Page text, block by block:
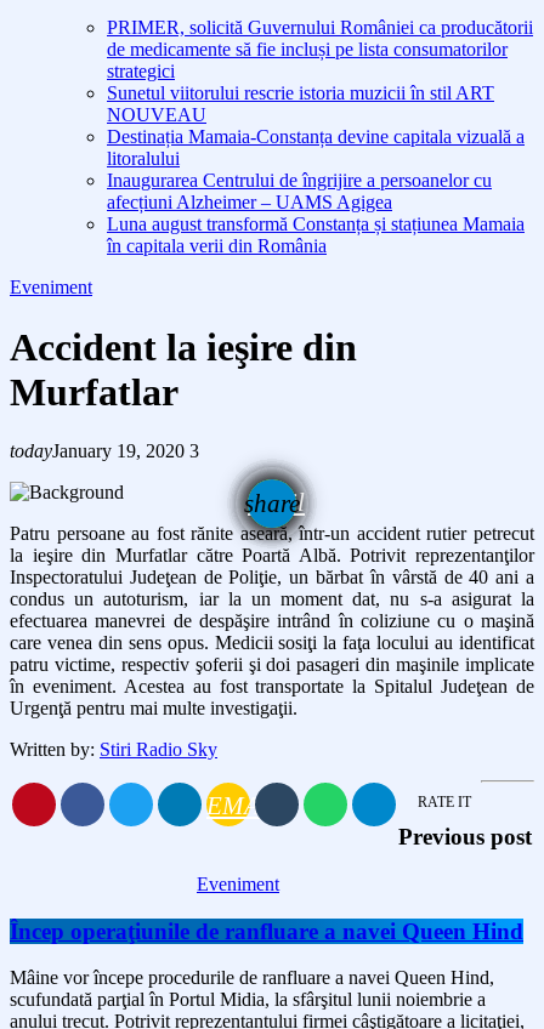
PRIMER, solicită Guvernului României ca producătorii
de medicamente să fie incluși pe lista consumatorilor
strategici
Sunetul viitorului rescrie istoria muzicii în stil ART
NOUVEAU
Destinația Mamaia-Constanța devine capitala vizuală a
litoralului
Inaugurarea Centrului de îngrijire a persoanelor cu
afecțiuni Alzheimer – UAMS Agigea
Luna august transformă Constanța și stațiunea Mamaia
în capitala verii din România
Eveniment
Accident la ieşire din
Murfatlar
todayJanuary 19, 2020 3
share
email
Patru persoane au fost rănite aseară, într-un accident rutier petrecut
la ieşire din Murfatlar către Poartă Albă. Potrivit reprezentanţilor
Inspectoratului Judeţean de Poliţie, un bărbat în vârstă de 40 ani a
condus un autoturism, iar la un moment dat, nu s-a asigurat la
efectuarea manevrei de despăşire intrând în coliziune cu o maşină
care venea din sens opus. Medicii sosiţi la faţa locului au identificat
patru victime, respectiv şoferii şi doi pasageri din maşinile implicate
în eveniment. Acestea au fost transportate la Spitalul Judeţean de
Urgenţă pentru mai multe investigaţii.
Written by: Stiri Radio Sky
EMAIL RATE IT
Previous post
Eveniment
Încep operaţiunile de ranfluare a navei Queen Hind
Mâine vor începe procedurile de ranfluare a navei Queen Hind,
scufundată parţial în Portul Midia, la sfârşitul lunii noiembrie a
anului trecut. Potrivit reprezentantului firmei câştigătoare a licitaţiei,